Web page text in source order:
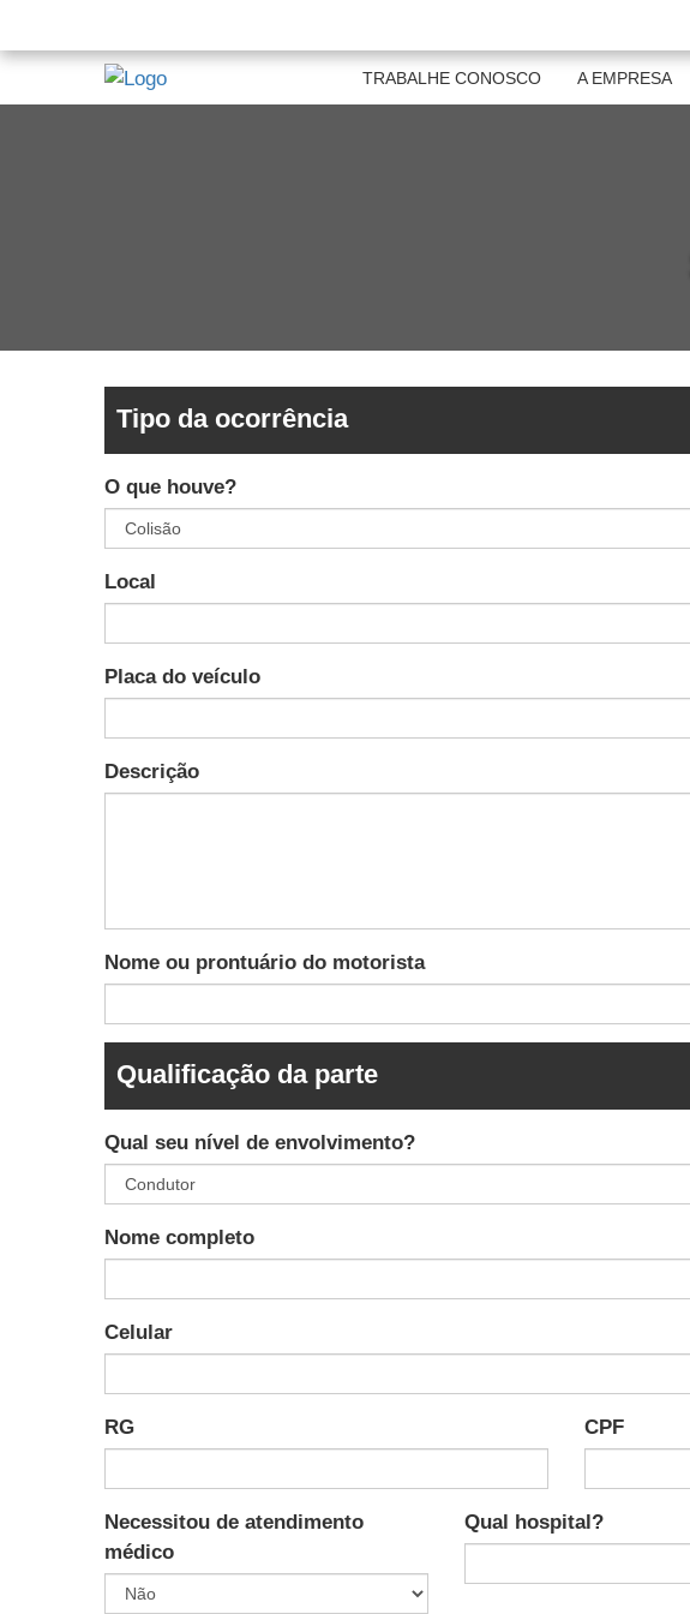
TRABALHE CONOSCO A EMPRESA
Tipo da ocorrência
O que houve?
Local
Placa do veículo
Descrição
Nome ou prontuário do motorista
Qualificação da parte
Qual seu nível de envolvimento?
Nome completo
Celular
RG CPF
Necessitou de atendimento
médico
Qual hospital?